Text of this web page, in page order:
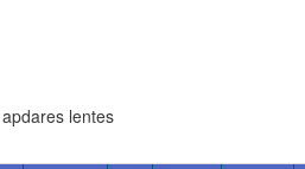
lentes